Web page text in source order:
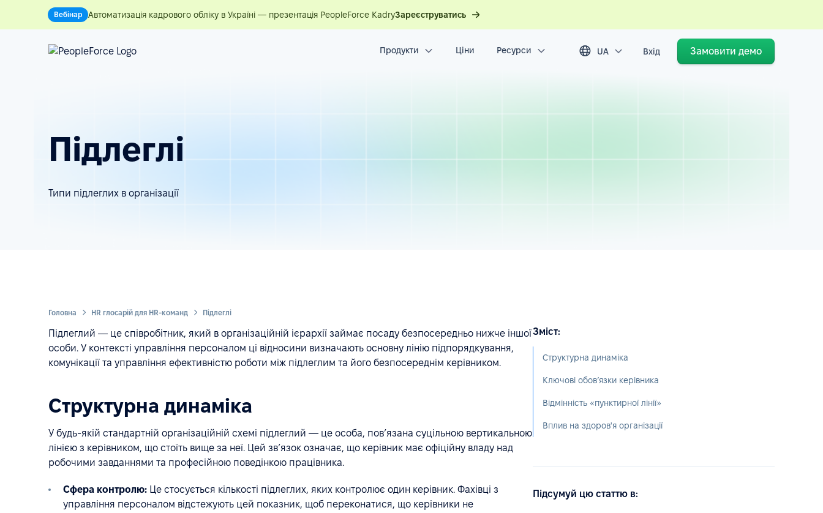
Вебінар Автоматизація кадрового обліку в Україні — презентація PeopleForce KadryЗареєструватись
Продукти Ціни Ресурси UA Вхід Замовити демо
Підлеглі
Типи підлеглих в організації
Головна HR глосарій для HR-команд Підлеглі
Підлеглий — це співробітник, який в організаційній ієрархії займає посаду безпосередньо нижче іншої
особи. У контексті управління персоналом ці відносини визначають основну лінію підпорядкування,
комунікації та управління ефективністю роботи між підлеглим та його безпосереднім керівником.
Структурна динаміка
У будь-якій стандартній організаційній схемі підлеглий — це особа, пов’язана суцільною вертикальною
лінією з керівником, що стоїть вище за неї. Цей зв’язок означає, що керівник має офіційну владу над
робочими завданнями та професійною поведінкою працівника.
Сфера контролю: Це стосується кількості підлеглих, яких контролює один керівник. Фахівці з
управління персоналом відстежують цей показник, щоб переконатися, що керівники не
Зміст:
Структурна динаміка
Ключові обов’язки керівника
Відмінність «пунктирної лінії»
Вплив на здоров'я організації
Підсумуй цю статтю в: